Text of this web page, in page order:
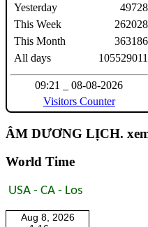
Yesterday
This Week
This Month
All days
49728
262028
363186
105529011
09:21 _ 08-08-2026
Visitors Counter
ÂM DƯƠNG LỊCH.
World Time
USA - CA - Los